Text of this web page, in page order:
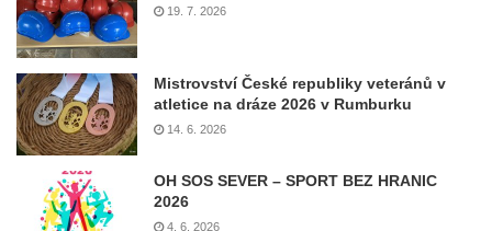
19. 7. 2026
Mistrovství České republiky veteránů v
atletice na dráze 2026 v Rumburku
14. 6. 2026
OH SOS SEVER – SPORT BEZ HRANIC
2026
4. 6. 2026